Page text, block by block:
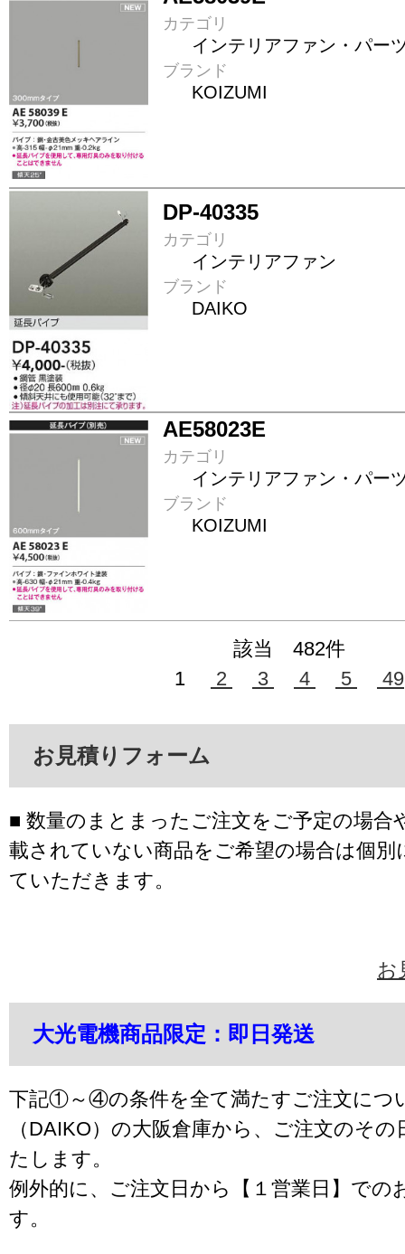
カテゴリ
インテリアファン・パー
ブランド
KOIZUMI
DP-40335
カテゴリ
インテリアファン
ブランド
DAIKO
AE58023E
カテゴリ
インテリアファン・パー
ブランド
KOIZUMI
該当 482件
1
2 3 4 5 49
お見積りフォーム
■ 数量のまとまったご注文をご予定の場合
載されていない商品をご希望の場合は個別
ていただきます。
お
大光電機商品限定：即日発送
下記①～④の条件を全て満たすご注文につ
（DAIKO）の大阪倉庫から、ご注文のそ
たします。
例外的に、ご注文日から【１営業日】での
す。